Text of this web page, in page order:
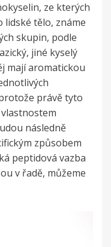
ze kterých
tělo, známe
skupin, podle
jiné kyselý
mají aromatickou
právě tyto
následně
způsobem
peptidová vazba
v řadě, můžeme